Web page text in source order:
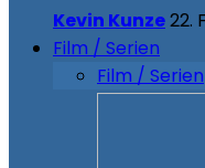
Kevin Kunze22.
Film / Serien
Film / Serien